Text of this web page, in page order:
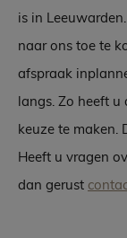
is in
naar ons toe te
afspraak
langs. Zo heeft
keuze te maken.
Heeft u vragen
dan gerust